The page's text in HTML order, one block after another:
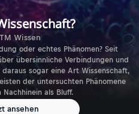
Wissen
oder echtes Phänomen? Seit
übersinnliche Verbindungen und
sogar eine Art Wissenschaft,
der untersuchten Phänomene
als Bluff.
ansehen